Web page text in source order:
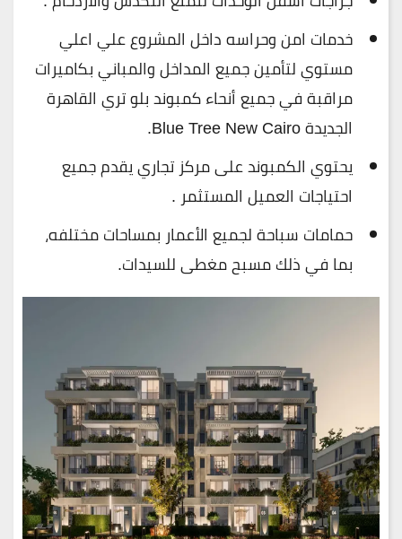
خدمات امن وحراسه داخل المشروع علي اعلي
مستوي لتأمين جميع المداخل والمباني بكاميرات
مراقبة في جميع أنحاء كمبوند بلو تري القاهرة
الجديدة Blue Tree New Cairo.
يحتوي الكمبوند على مركز تجاري يقدم جميع
احتياجات العميل المستثمر .
حمامات سباحة لجميع الأعمار بمساحات مختلفه،
بما في ذلك مسبح مغطى للسيدات.